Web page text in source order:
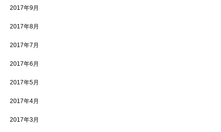
2017年9月
2017年8月
2017年7月
2017年6月
2017年5月
2017年4月
2017年3月